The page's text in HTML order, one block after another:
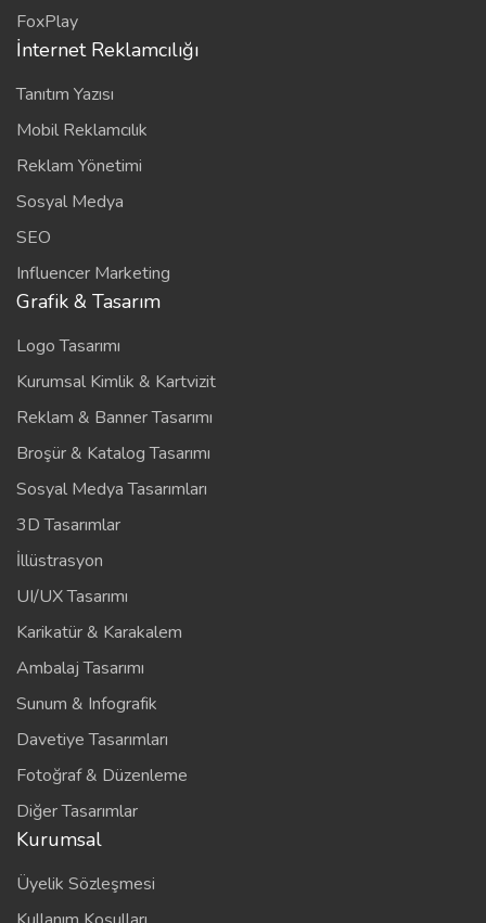
FoxPlay
İnternet Reklamcılığı
Tanıtım Yazısı
Mobil Reklamcılık
Reklam Yönetimi
Sosyal Medya
SEO
Influencer Marketing
Grafik & Tasarım
Logo Tasarımı
Kurumsal Kimlik & Kartvizit
Reklam & Banner Tasarımı
Broşür & Katalog Tasarımı
Sosyal Medya Tasarımları
3D Tasarımlar
İllüstrasyon
UI/UX Tasarımı
Karikatür & Karakalem
Ambalaj Tasarımı
Sunum & Infografik
Davetiye Tasarımları
Fotoğraf & Düzenleme
Diğer Tasarımlar
Kurumsal
Üyelik Sözleşmesi